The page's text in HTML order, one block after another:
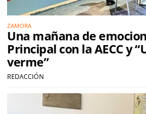
ZAMORA
Una mañana de
Principal con la AECC y
verme”
REDACCIÓN